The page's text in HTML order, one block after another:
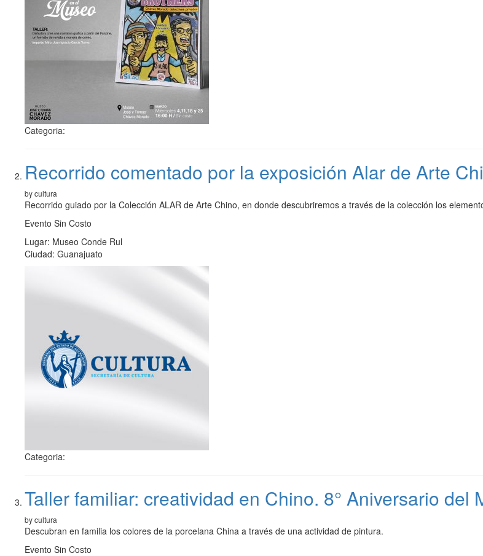
Categoria:
Recorrido comentado por la exposición Alar de Arte
by cultura
Recorrido guiado por la Colección ALAR de Arte Chino, en donde descubriremos a través de la colección los
Evento Sin Costo
Lugar: Museo Conde Rul
Ciudad: Guanajuato
Categoria:
Taller familiar: creatividad en Chino. 8° Aniversario del
by cultura
Descubran en familia los colores de la porcelana China a través de una actividad de pintura.
Evento Sin Costo